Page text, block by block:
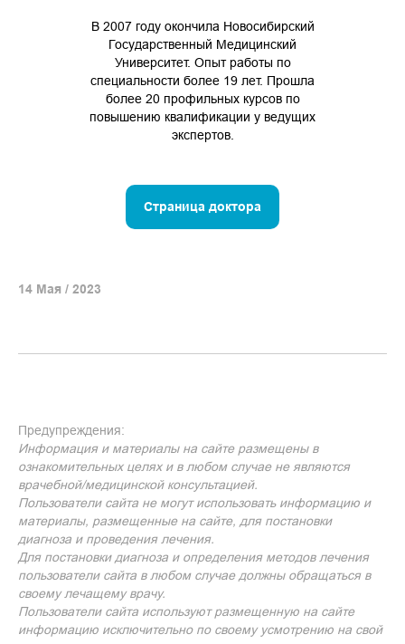
В 2007 году окончила Новосибирский
Государственный Медицинский
Университет. Опыт работы по
специальности более 19 лет. Прошла
более 20 профильных курсов по
повышению квалификации у ведущих
экспертов.
Страница доктора
14 Мая / 2023
Предупреждения:
Информация и материалы на сайте размещены в
ознакомительных целях и в любом случае не являются
врачебной/медицинской консультацией.
Пользователи сайта не могут использовать информацию и
материалы, размещенные на сайте, для постановки
диагноза и проведения лечения.
Для постановки диагноза и определения методов лечения
пользователи сайта в любом случае должны обращаться в
своему лечащему врачу.
Пользователи сайта используют размещенную на сайте
информацию исключительно по своему усмотрению на свой